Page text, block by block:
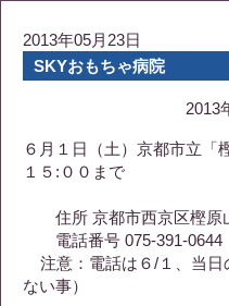
2013年05月23日
SKYおもちゃ病院
2013年６月の
６月１日（土）京都市立「
１５:００まで
住所 京都市西京区樫原
電話番号 075-391-0644
注意：電話は６/１、当日
ない事）